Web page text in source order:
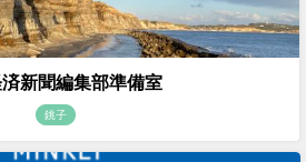
新聞編集部準備室
銚子